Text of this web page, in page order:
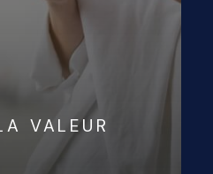
VALEUR